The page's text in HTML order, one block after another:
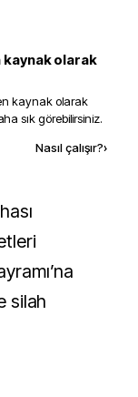
olarak
kaynak olarak
sık görebilirsiniz.
Nasıl çalışır?›
silah